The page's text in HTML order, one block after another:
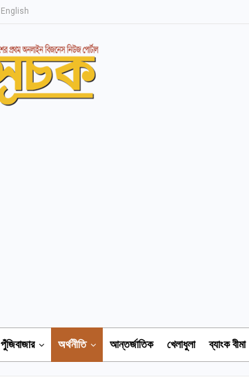
English
পুঁজিবাজার অর্থনীতি আন্তর্জাতিক খেলাধুলা ব্যাংক বীমা